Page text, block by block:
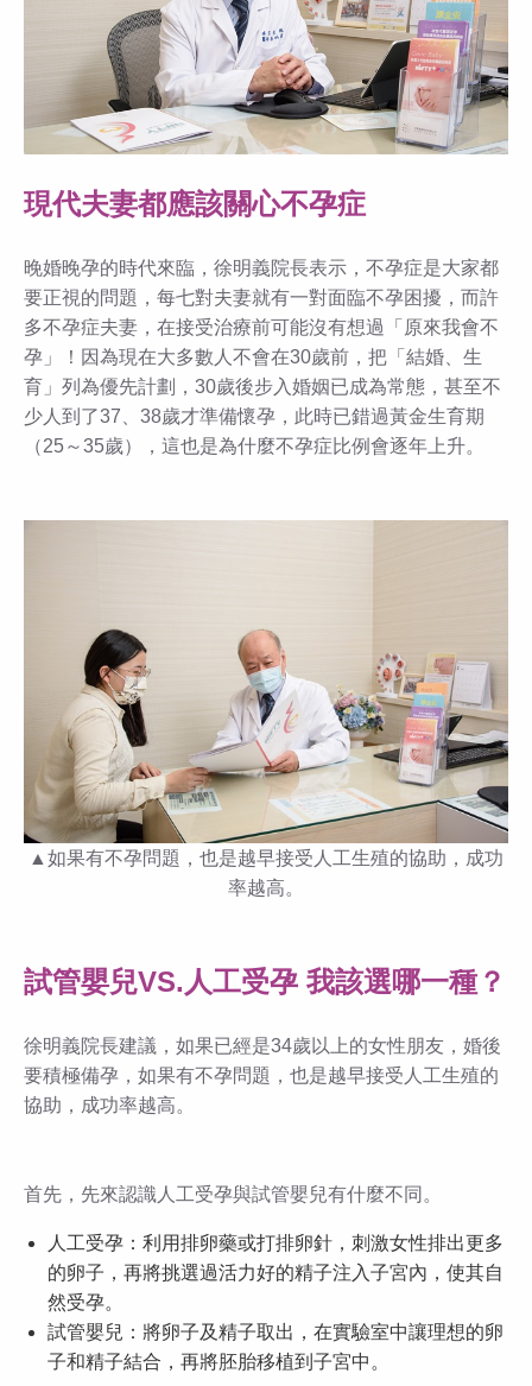
現代夫妻都應該關心不孕症
晚婚晚孕的時代來臨，徐明義院長表示，不孕症是大家都
要正視的問題，每七對夫妻就有一對面臨不孕困擾，而許
多不孕症夫妻，在接受治療前可能沒有想過「原來我會不
孕」！因為現在大多數人不會在30歲前，把「結婚、生
育」列為優先計劃，30歲後步入婚姻已成為常態，甚至不
少人到了37、38歲才準備懷孕，此時已錯過黃金生育期
（25～35歲），這也是為什麼不孕症比例會逐年上升。
▲如果有不孕問題，也是越早接受人工生殖的協助，成功
率越高。
試管嬰兒VS.人工受孕 我該選哪一種？
徐明義院長建議，如果已經是34歲以上的女性朋友，婚後
要積極備孕，如果有不孕問題，也是越早接受人工生殖的
協助，成功率越高。
首先，先來認識人工受孕與試管嬰兒有什麼不同。
人工受孕：利用排卵藥或打排卵針，刺激女性排出更多
的卵子，再將挑選過活力好的精子注入子宮內，使其自
然受孕。
試管嬰兒：將卵子及精子取出，在實驗室中讓理想的卵
子和精子結合，再將胚胎移植到子宮中。